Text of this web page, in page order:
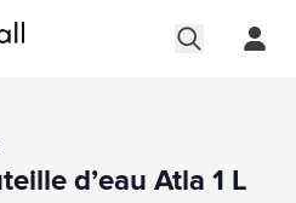
d’eau Atla 1 L